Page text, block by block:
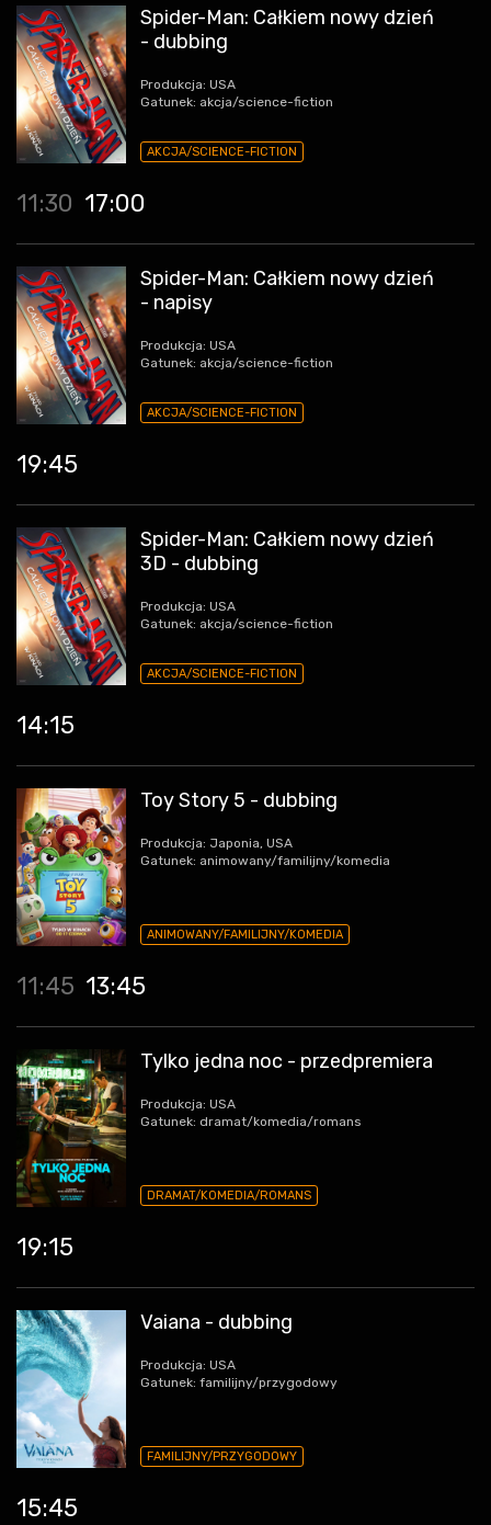
Spider-Man: Całkiem nowy dzień
- dubbing
Produkcja: USA
Gatunek: akcja/science-fiction
AKCJA/SCIENCE-FICTION
11:30 17:00
Spider-Man: Całkiem nowy dzień
- napisy
Produkcja: USA
Gatunek: akcja/science-fiction
AKCJA/SCIENCE-FICTION
19:45
Spider-Man: Całkiem nowy dzień
3D - dubbing
Produkcja: USA
Gatunek: akcja/science-fiction
AKCJA/SCIENCE-FICTION
14:15
Toy Story 5 - dubbing
Produkcja: Japonia, USA
Gatunek: animowany/familijny/komedia
ANIMOWANY/FAMILIJNY/KOMEDIA
11:45 13:45
Tylko jedna noc - przedpremiera
Produkcja: USA
Gatunek: dramat/komedia/romans
DRAMAT/KOMEDIA/ROMANS
19:15
Vaiana - dubbing
Produkcja: USA
Gatunek: familijny/przygodowy
FAMILIJNY/PRZYGODOWY
15:45